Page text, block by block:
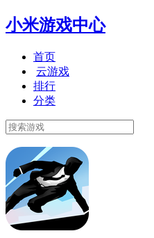
小米游戏中心
首页
云游戏
排行
分类